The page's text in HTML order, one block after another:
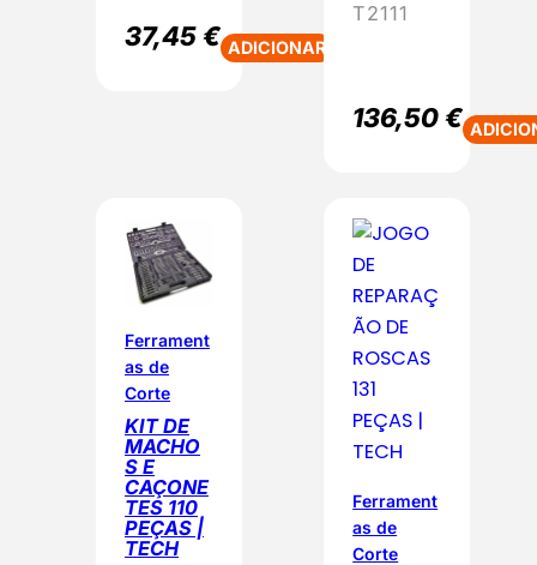
37,45€ ADICIONAR
T2111
136,50€
Ferrament
as de
Corte
KIT DE
MACHO
S E
CAÇONE
TES 110
PEÇAS |
TECH
Ferrament
as de
Corte